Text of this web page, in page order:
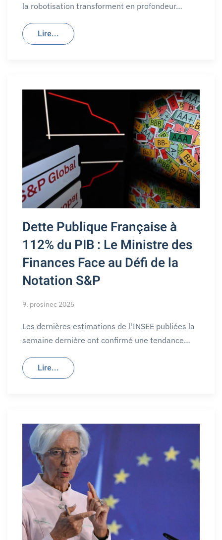
la robotisation transforment en profondeur…
Lire...
Dette Publique Française à
112% du PIB : Le Ministre des
Finances Face au Défi de la
Notation S&P
9. prosinec 2025
Les dernières estimations de l'INSEE publiées la
semaine dernière ont confirmé une tendance…
Lire...